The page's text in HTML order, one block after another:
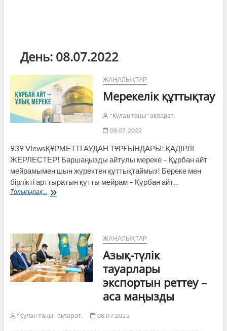
День: 08.07.2022
ЖАҢАЛЫҚТАР
Мерекелік құттықтау
"Құлан таңы" ақпарат.
08.07.2022
939 ViewsҚҰРМЕТТІ АУДАН ТҰРҒЫНДАРЫ! ҚАДІРЛІ
ЖЕРЛЕСТЕР! Баршаңызды айтулы мереке – Құрбан айт
мейрамымен шын жүректен құттықтаймыз! Береке мен
бірлікті арттыратын құтты мейрам – Құрбан айт…
Толығырақ...
Мерекелік
ЖАҢАЛЫҚТАР
Азық-түлік
тауарлары
экспортын реттеу –
аса маңызды
"Құлан таңы" ақпарат. 08.07.2022